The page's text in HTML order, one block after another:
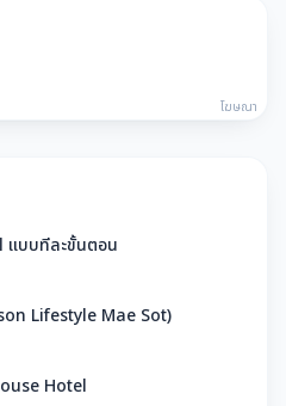
โฆษณา
บบทีละขั้นตอน
Lifestyle Mae Sot)
Hotel